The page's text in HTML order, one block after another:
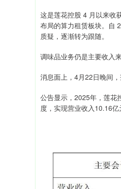
这是莲花控股 4 月以来收
布局的算力租赁板块。自
质疑，逐渐转为跟随。
调味品业务仍是主要收入
消息面上，4月22日晚间
公告显示，2025年，莲花
度，实现营业收入10.16